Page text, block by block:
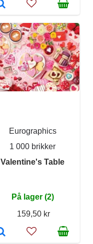
Eurographics
1 000 brikker
Valentine's Table
På lager (2)
159,50 kr